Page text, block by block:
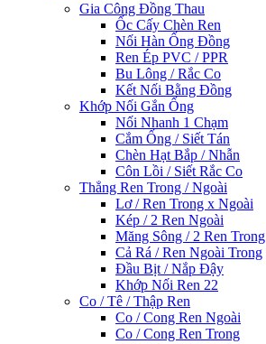
Gia Công Đồng Thau
Ốc Cấy Chèn Ren
Nối Hàn Ống Đồng
Ren Ép PVC / PPR
Bu Lông / Rắc Co
Kết Nối Bằng Đồng
Khớp Nối Gắn Ống
Nối Nhanh 1 Chạm
Cắm Ống / Siết Tán
Chèn Hạt Bắp / Nhẫn
Côn Lồi / Siết Rắc Co
Thẳng Ren Trong / Ngoài
Lơ / Ren Trong x Ngoài
Kép / 2 Ren Ngoài
Măng Sông / 2 Ren Trong
Cả Rá / Ren Ngoài Trong
Đầu Bịt / Nắp Đậy
Khớp Nối Ren 22
Co / Tê / Thập Ren
Co / Cong Ren Ngoài
Co / Cong Ren Trong